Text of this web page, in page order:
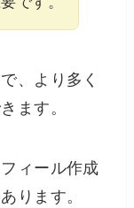
、より多く
ます。
ィール作成
ります。